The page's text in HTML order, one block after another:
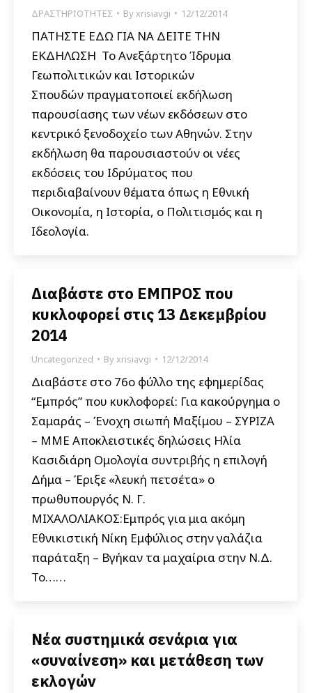
ΔΡΑΣΤΗΡΙΟΤΗΤΕΣ Byxrisiavgi 12/12/2014
ΠΑΤΗΣΤΕ ΕΔΩ ΓΙΑ ΝΑ ΔΕΙΤΕ ΤΗΝ
ΕΚΔΗΛΩΣΗ Το Ανεξάρτητο Ίδρυμα
Γεωπολιτικών και Ιστορικών
Σπουδών πραγματοποιεί εκδήλωση
παρουσίασης των νέων εκδόσεων στο
κεντρικό ξενοδοχείο των Αθηνών. Στην
εκδήλωση θα παρουσιαστούν οι νέες
εκδόσεις του Ιδρύματος που
περιδιαβαίνουν θέματα όπως η Εθνική
Οικονομία, η Ιστορία, ο Πολιτισμός και η
Ιδεολογία.
Διαβάστε στο ΕΜΠΡΟΣ που
κυκλοφορεί στις 13 Δεκεμβρίου
2014
Uncategorized Byxrisiavgi 12/12/2014
Διαβάστε στο 76ο φύλλο της εφημερίδας
“Εμπρός” που κυκλοφορεί: Για κακούργημα ο
Σαμαράς – Ένοχη σιωπή Μαξίμου – ΣΥΡΙΖΑ
– ΜΜΕ Αποκλειστικές δηλώσεις Ηλία
Κασιδιάρη Ομολογία συντριβής η επιλογή
Δήμα – Έριξε «λευκή πετσέτα» ο
πρωθυπουργός Ν. Γ.
ΜΙΧΑΛΟΛΙΑΚΟΣ:Εμπρός για μια ακόμη
Εθνικιστική Νίκη Εμφύλιος στην γαλάζια
παράταξη – Βγήκαν τα μαχαίρια στην Ν.Δ.
Το……
Νέα συστημικά σενάρια για
«συναίνεση» και μετάθεση των
εκλογών